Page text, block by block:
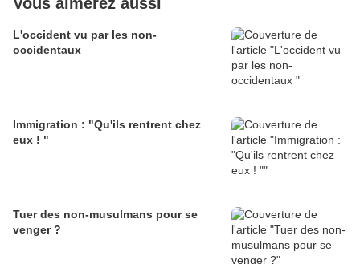
L'occident vu par les non-
occidentaux
Immigration : "Qu'ils rentrent chez
eux ! "
Tuer des non-musulmans pour se
venger ?